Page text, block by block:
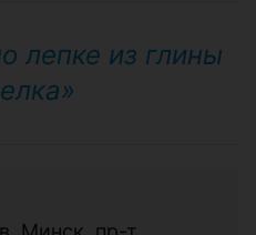
лепке из глины